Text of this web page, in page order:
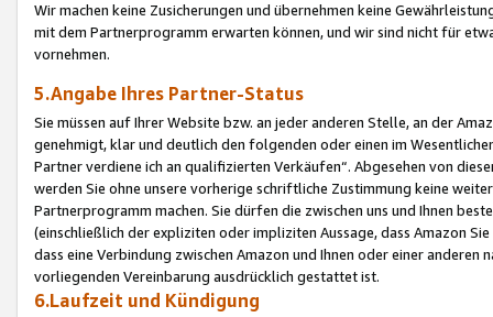
Wir machen keine Zusicherungen und übernehmen keine
mit dem Partnerprogramm erwarten können, und wir sind nicht für
vornehmen.
5.Angabe Ihres Partner-Status
Sie müssen auf Ihrer Website bzw. an jeder anderen Stelle, an der
genehmigt, klar und deutlich den folgenden oder einen im
Partner verdiene ich an qualifizierten Verkäufen“. Abgesehen von
werden Sie ohne unsere vorherige schriftliche Zustimmung keine
Partnerprogramm machen. Sie dürfen die zwischen uns und Ihnen
(einschließlich der expliziten oder impliziten Aussage, dass Amazon
dass eine Verbindung zwischen Amazon und Ihnen oder einer
vorliegenden Vereinbarung ausdrücklich gestattet ist.
6.Laufzeit und Kündigung